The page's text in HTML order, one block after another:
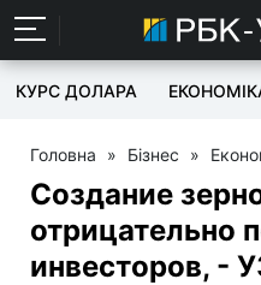
КУРС ДОЛАРА
Головна » Бізнес »
Создание
отрицательно
инвесторов, -